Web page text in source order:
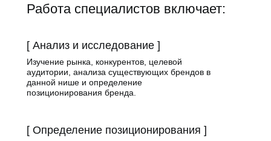
Изучение рынка, конкурентов, целевой
аудитории, анализа существующих брендов в
данной нише и определение
позиционирования бренда.
[ Анализ и исследование ]
[ Определение позиционирования ]
Работа специалистов включает: